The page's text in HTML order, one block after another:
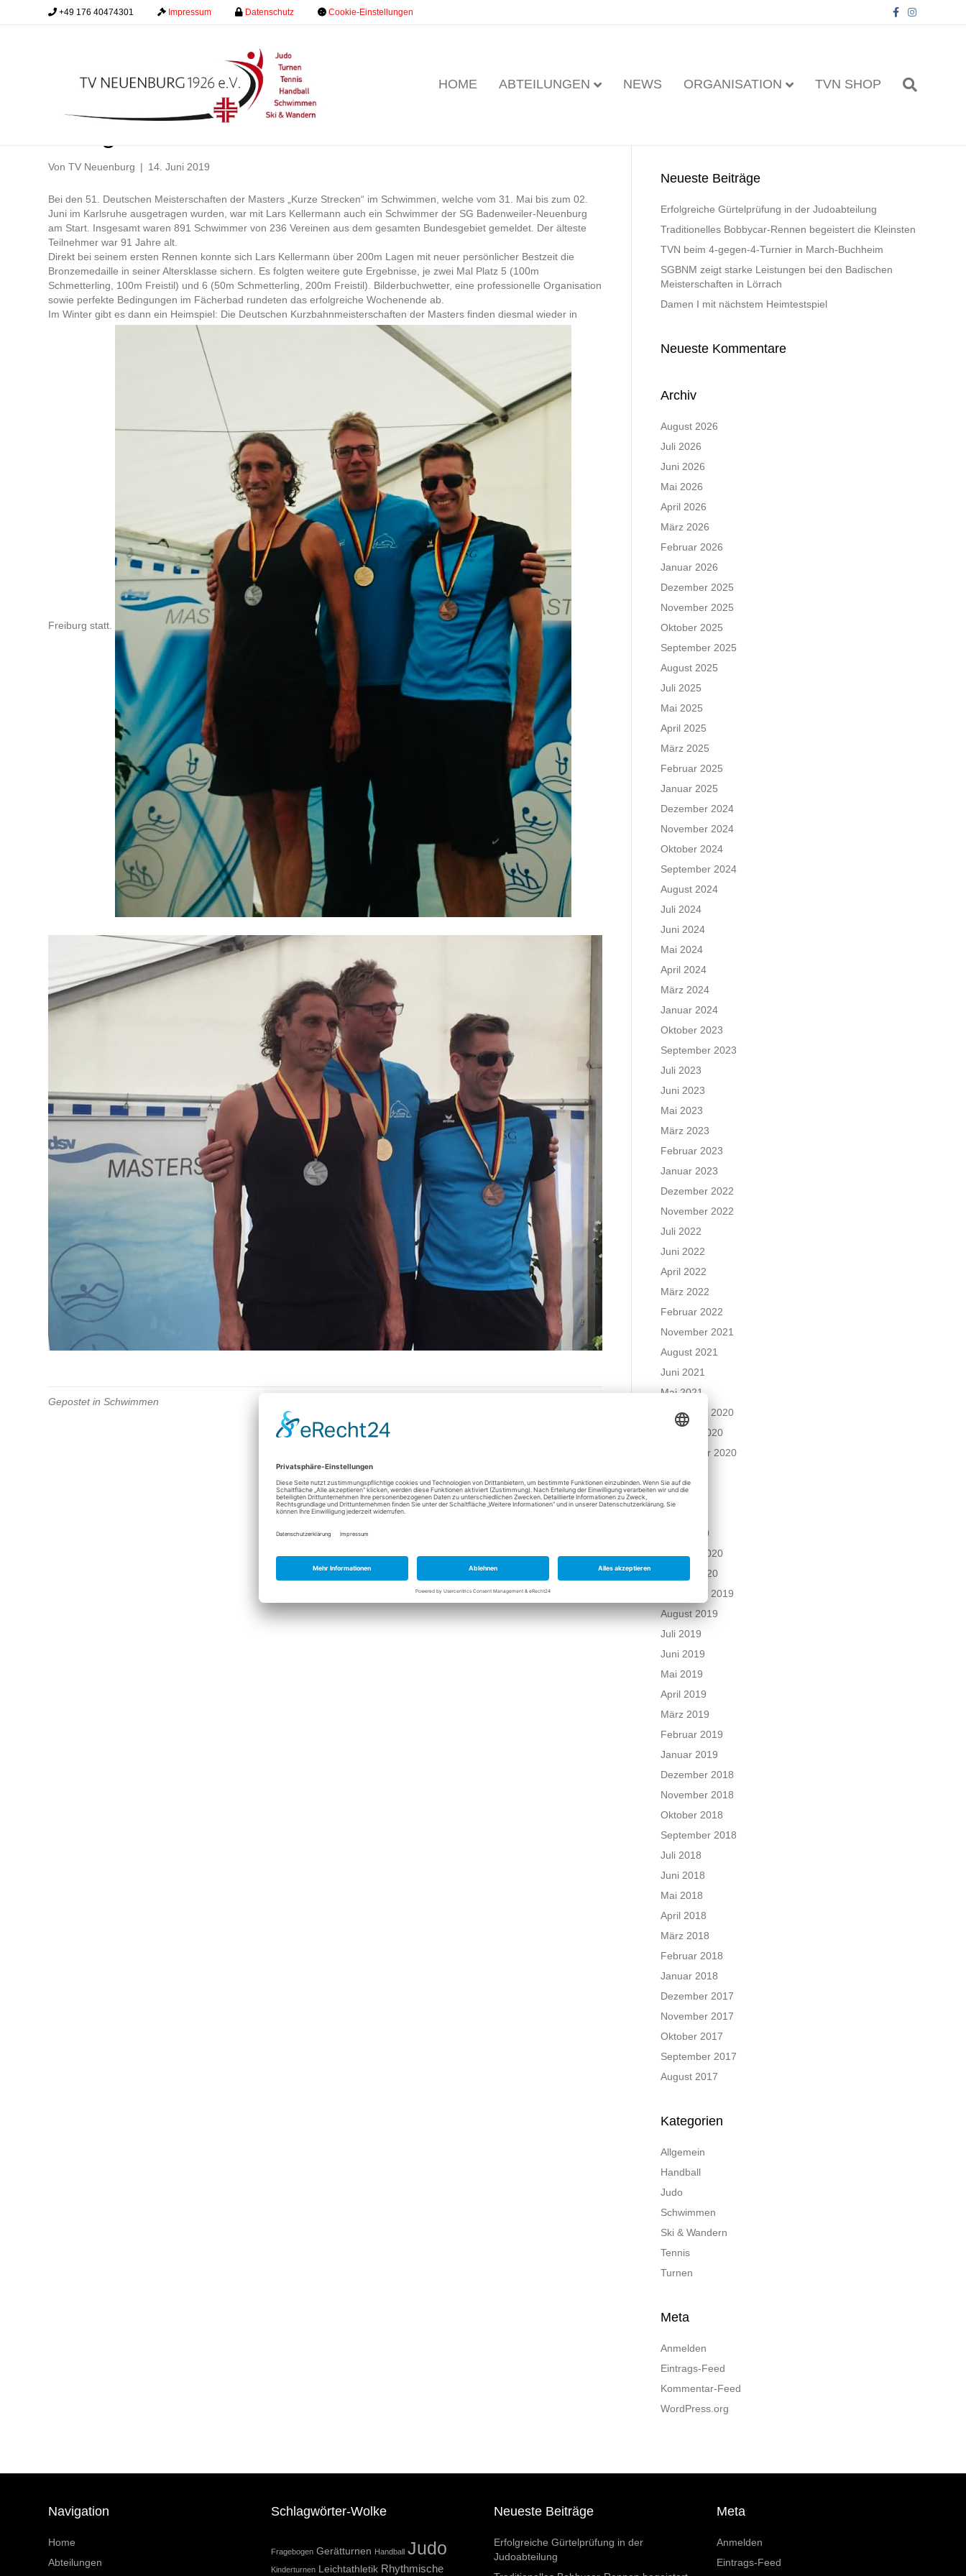
+49 176 40474301 Impressum Datenschutz Cookie-Einstellungen
c
I
s
a
m
HOME ABTEILUNGEN NEWS ORGANISATION TVN SHOP
VonTV Neuenburg | 14. Juni 2019
Bei den 51. Deutschen Meisterschaften der Masters „Kurze Strecken“ im Schwimmen, welche vom 31. Mai bis zum 02.
Juni im Karlsruhe ausgetragen wurden, war mit Lars Kellermann auch ein Schwimmer der SG Badenweiler-Neuenburg
am Start. Insgesamt waren 891 Schwimmer von 236 Vereinen aus dem gesamten Bundesgebiet gemeldet. Der älteste
Teilnehmer war 91 Jahre alt.
Direkt bei seinem ersten Rennen konnte sich Lars Kellermann über 200m Lagen mit neuer persönlicher Bestzeit die
Bronzemedaille in seiner Altersklasse sichern. Es folgten weitere gute Ergebnisse, je zwei Mal Platz 5 (100m
Schmetterling, 100m Freistil) und 6 (50m Schmetterling, 200m Freistil). Bilderbuchwetter, eine professionelle Organisation
sowie perfekte Bedingungen im Fächerbad rundeten das erfolgreiche Wochenende ab.
Im Winter gibt es dann ein Heimspiel: Die Deutschen Kurzbahnmeisterschaften der Masters finden diesmal wieder in
Freiburg statt.
Gepostet inSchwimmen
Neueste Beiträge
Erfolgreiche Gürtelprüfung in der Judoabteilung
Traditionelles Bobbycar-Rennen begeistert die Kleinsten
TVN beim 4-gegen-4-Turnier in March-Buchheim
SGBNM zeigt starke Leistungen bei den Badischen
Meisterschaften in Lörrach
Damen I mit nächstem Heimtestspiel
Neueste Kommentare
Archiv
August 2026
Juli 2026
Juni 2026
Mai 2026
April 2026
März 2026
Februar 2026
Januar 2026
Dezember 2025
November 2025
Oktober 2025
September 2025
August 2025
Juli 2025
Mai 2025
April 2025
März 2025
Februar 2025
Januar 2025
Dezember 2024
November 2024
Oktober 2024
September 2024
August 2024
Juli 2024
Juni 2024
Mai 2024
April 2024
März 2024
Januar 2024
Oktober 2023
September 2023
Juli 2023
Juni 2023
Mai 2023
März 2023
Februar 2023
Januar 2023
Dezember 2022
November 2022
Juli 2022
Juni 2022
April 2022
März 2022
Februar 2022
November 2021
August 2021
Juni 2021
Mai 2021
Dezember 2020
Oktober 2020
September 2020
Mai 2020
März 2020
Februar 2020
Januar 2020
Dezember 2019
August 2019
Juli 2019
Juni 2019
Mai 2019
April 2019
März 2019
Februar 2019
Januar 2019
Dezember 2018
November 2018
Oktober 2018
September 2018
Juli 2018
Juni 2018
Mai 2018
April 2018
März 2018
Februar 2018
Januar 2018
Dezember 2017
November 2017
Oktober 2017
September 2017
August 2017
Kategorien
Allgemein
Handball
Judo
Schwimmen
Ski & Wandern
Tennis
Turnen
Meta
Anmelden
Eintrags-Feed
Kommentar-Feed
WordPress.org
Navigation
Home
Abteilungen
Schlagwörter-Wolke
Fragebogen Gerätturnen Handball Judo
Kinderturnen Leichtathletik Rhythmische
Neueste Beiträge
Erfolgreiche Gürtelprüfung in der
Judoabteilung
Meta
Anmelden
Eintrags-Feed